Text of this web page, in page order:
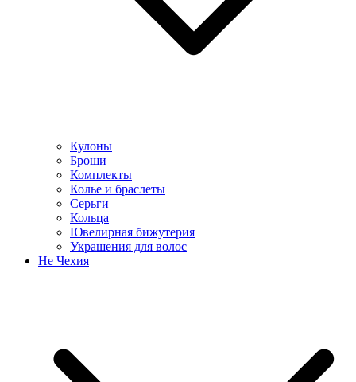
Кулоны
Броши
Комплекты
Колье и браслеты
Серьги
Кольца
Ювелирная бижутерия
Украшения для волос
Не Чехия